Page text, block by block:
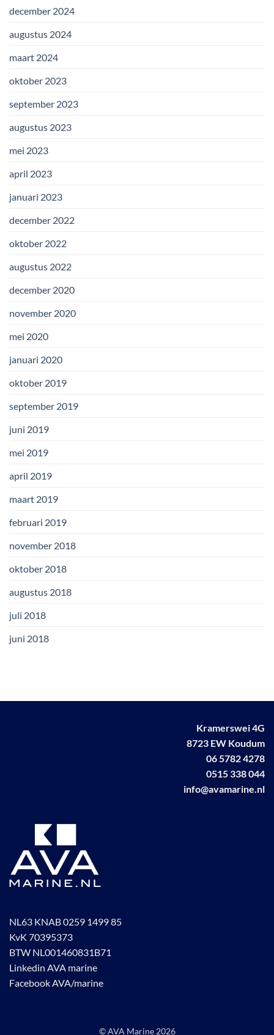
december 2024
augustus 2024
maart 2024
oktober 2023
september 2023
augustus 2023
mei 2023
april 2023
januari 2023
december 2022
oktober 2022
augustus 2022
december 2020
november 2020
mei 2020
januari 2020
oktober 2019
september 2019
juni 2019
mei 2019
april 2019
maart 2019
februari 2019
november 2018
oktober 2018
augustus 2018
juli 2018
juni 2018
Kramerswei 4G
8723 EW Koudum
06 5782 4278
0515 338 044
info@avamarine.nl
NL63 KNAB 0259 1499 85
KvK 70395373
BTW NL001460831B71
Linkedin AVA marine
Facebook AVA/marine
© AVA Marine 2026